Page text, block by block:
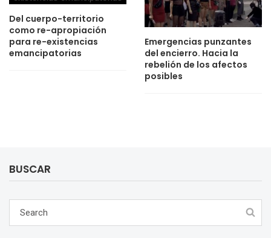
Del cuerpo-territorio
como re-apropiación
para re-existencias
emancipatorias
Emergencias punzantes
del encierro. Hacia la
rebelión de los afectos
posibles
BUSCAR